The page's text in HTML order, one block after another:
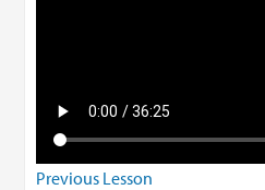
Previous Lesson